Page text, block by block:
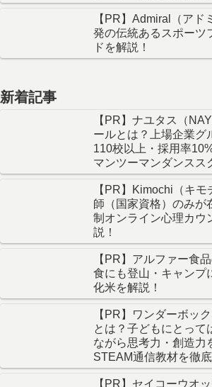
【PR】Admiral（アド
発の伝統あるスポーツ
ドを解説！
新着記事
【PR】ナユタス（
ールとは？上場企業グ
110校以上・採用率
マンツーマンダンスス
【PR】Kimochi（キ
師（国家資格）のみが
制オンライン心理カウ
説！
【PR】アルファー食
食にも登山・キャンプ
化米を解説！
【PR】ワンダーボッ
とは？子どもにとって
ながら思考力・創造力
STEAM通信教材を徹底
【PR】セイコーウオ